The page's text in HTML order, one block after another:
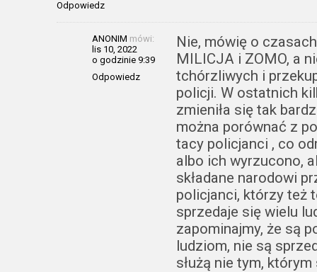
Odpowiedz
ANONIM mówi:
lis 10, 2022
o godzinie 9:39
Odpowiedz
Nie, mówię o
MILICJA i ZOMO, a
tchórzliwych i
policji. W ostatnich
zmieniła się tak
można porównać z
tacy policjanci , co
albo ich wyrzucono,
składane narodowi
policjanci, którzy też
sprzedaje się wielu
zapominajmy, że są
ludziom, nie są
służą nie tym,